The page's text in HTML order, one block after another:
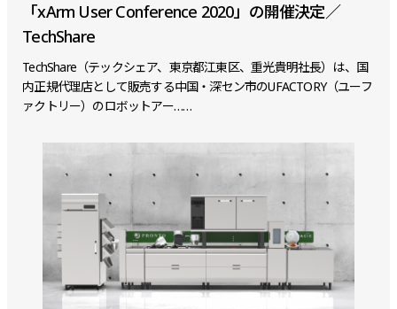
「xArm User Conference 2020」の開催決定／
TechShare
TechShare（テックシェア、東京都江東区、重光貴明社長）は、国
内正規代理店として販売する中国・深セン市のUFACTORY（ユーフ
ァクトリー）のロボットアー……